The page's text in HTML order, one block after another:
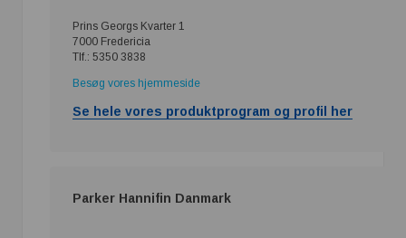
Prins Georgs Kvarter 1
7000 Fredericia
Tlf.: 5350 3838
Besøg vores hjemmeside
Se hele vores produktprogram og profil her
Parker Hannifin Danmark